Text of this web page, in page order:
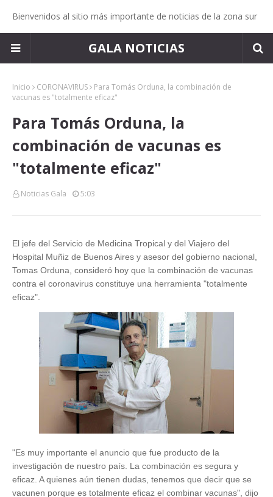
Bienvenidos al sitio más importante de noticias de la zona sur
GALA NOTICIAS
Inicio CORONAVIRUS
Para Tomás Orduna, la combinación de
vacunas es "totalmente eficaz"
Para Tomás Orduna, la
combinación de vacunas es
"totalmente eficaz"
Noticias Gala 5:03
El jefe del Servicio de Medicina Tropical y del Viajero del
Hospital Muñiz de Buenos Aires y asesor del gobierno nacional,
Tomas Orduna, consideró hoy que la combinación de vacunas
contra el coronavirus constituye una herramienta "totalmente
eficaz".
"Es muy importante el anuncio que fue producto de la
investigación de nuestro país. La combinación es segura y
eficaz. A quienes aún tienen dudas, tenemos que decir que se
vacunen porque es totalmente eficaz el combinar vacunas", dijo